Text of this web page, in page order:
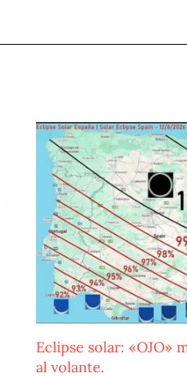
Eclipse solar: «OJO»
al volante.